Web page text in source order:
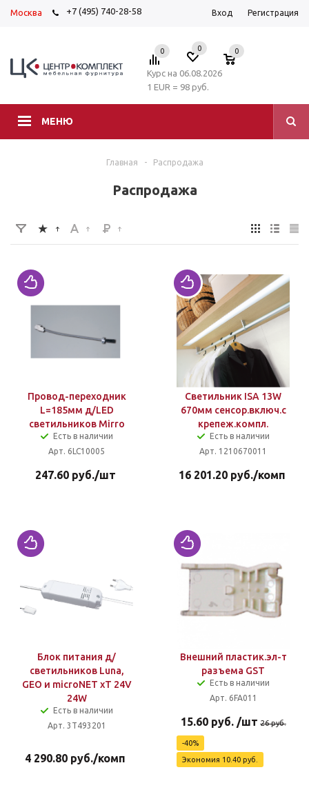
Москва +7 (495) 740-28-58 Вход Регистрация
МЕНЮ
0 0 0
Курс на 06.08.2026
1 EUR = 98 руб.
Главная - Распродажа
Распродажа
Провод-переходник
L=185мм д/LED
светильников Mirro
Есть в наличии
Арт. 6LC10005
247.60руб./шт
Светильник ISA 13W
670мм сенсор.включ.с
крепеж.компл.
Есть в наличии
Арт. 1210670011
16 201.20руб./комп
Блок питания д/
светильников Luna,
GEO и microNET xT 24V
24W
Есть в наличии
Арт. 3T493201
4 290.80 руб./комп
Внешний пластик.эл-т
разъема GST
Есть в наличии
Арт. 6FA011
15.60руб. /шт 26руб.
-40%
Экономия 10.40 руб.